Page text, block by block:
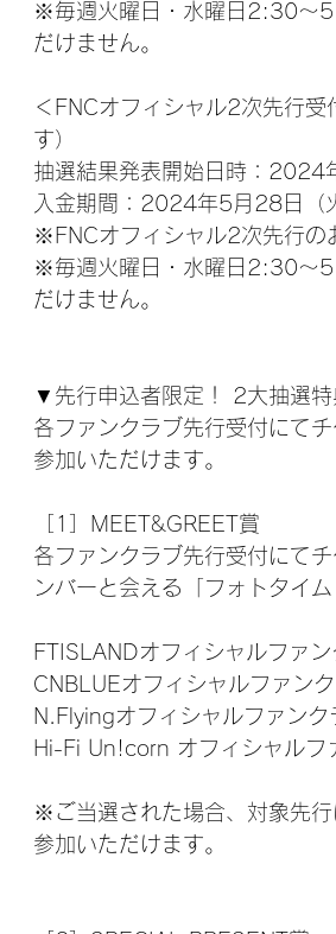
※毎週火曜日・水曜日2:30～
だけません。
＜FNCオフィシャル2次先行
す）
抽選結果発表開始日時：
入金期間：2024年5月28日
※FNCオフィシャル2次先行の
※毎週火曜日・水曜日2:30～
だけません。
▼先行申込者限定！ 2大抽選特
各ファンクラブ先行受付にて
参加いただけます。
［1］MEET&GREET賞
各ファンクラブ先行受付にて
ンバーと会える「フォトタイ
FTISLANDオフィシャルファ
CNBLUEオフィシャルファン
N.Flyingオフィシャルファン
Hi-Fi Un!corn オフィシャルフ
※ご当選された場合、対象先
参加いただけます。